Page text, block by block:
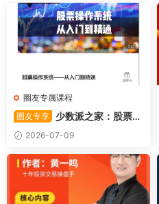
圈友专属课程
圈友专享
少数派之家：股票操
作系统—从入门到精通
2026-07-09